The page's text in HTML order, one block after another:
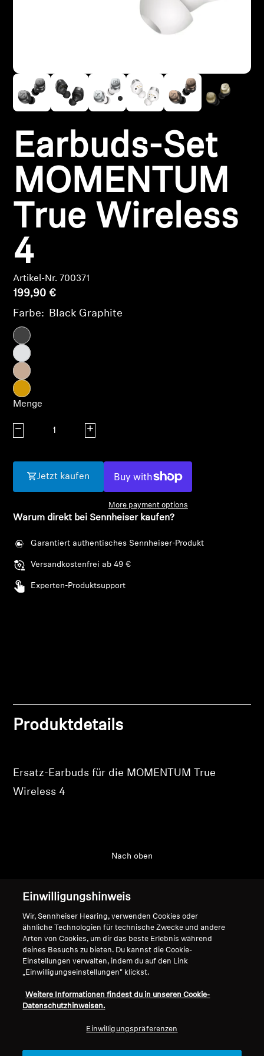
Kopfhörer-Ersatzteile & Zubehör
Hearing
TV-Kopfhörer
Ressourcen zum Thema Hören
Original-Hörteile & Zubehör
Soundbars
AMBEO entdecken
AMBEO Ersatzteile & Zubehör
Entdecken
Über uns
Innovationen
Support
Earbuds-Set
MOMENTUM
True Wireless
4
Artikel-Nr. 700371
199,90 €
Farbe: Black Graphite
Menge
Menge verringern Menge erhöhen
Jetzt kaufen
More payment options
Warum direkt bei Sennheiser kaufen?
Garantiert authentisches Sennheiser-Produkt
Versandkostenfrei ab 49 €
Experten-Produktsupport
Produktdetails
Ersatz-Earbuds für die MOMENTUM True
Wireless 4
Nach oben
Impressum
Vertrag widerrufen
Globale Datenschutzrichtlinie
Allgemeine
Geschäftsbedingungen für
Koordinierte Richtlinie zur
Unser Unternehmen
Karriere bei Sonova
Sennheiser Consumer
Einwilligungshinweis
Wir, Sennheiser Hearing, verwenden Cookies oder
ähnliche Technologien für technische Zwecke und andere
Arten von Cookies, um dir das beste Erlebnis während
deines Besuchs zu bieten. Du kannst die Cookie-
Einstellungen verwalten, indem du auf den Link
„Einwilligungseinstellungen" klickst.
Weitere Informationen findest du in unseren Cookie-
Datenschutzhinweisen.
Einwilligungspräferenzen
Melden Sie sich bei Ihrem Konto an, um